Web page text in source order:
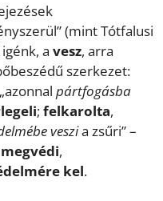
(mint Tótfalusi
a vesz, arra
szerkezet:
pártfogásba
; felkarolta,
veszia zsűri” –
megvédi,
kel.